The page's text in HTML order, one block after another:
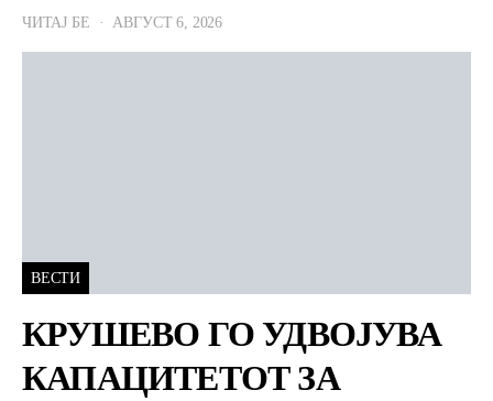
ЧИТАЈ БЕ АВГУСТ 6, 2026
ВЕСТИ
КРУШЕВО ГО УДВОЈУВА
КАПАЦИТЕТОТ ЗА